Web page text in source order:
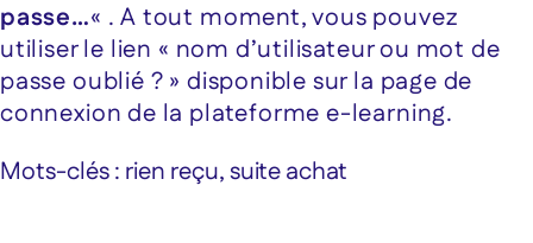
passe…« . A tout moment, vous pouvez
utiliser le lien « nom d’utilisateur ou mot de
passe oublié ? » disponible sur la page de
connexion de la plateforme e-learning.
Mots-clés : rien reçu, suite achat